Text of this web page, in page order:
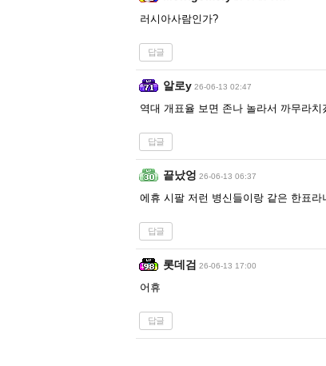
러시아사람인가?
답글
알로y 26-06-13 02:47
역대 개표율 보면 존나 놀라서 까무라
답글
끝났엉 26-06-13 06:37
에휴 시팔 저런 병신들이랑 같은 한표라
답글
롯데검 26-06-13 17:00
어휴
답글